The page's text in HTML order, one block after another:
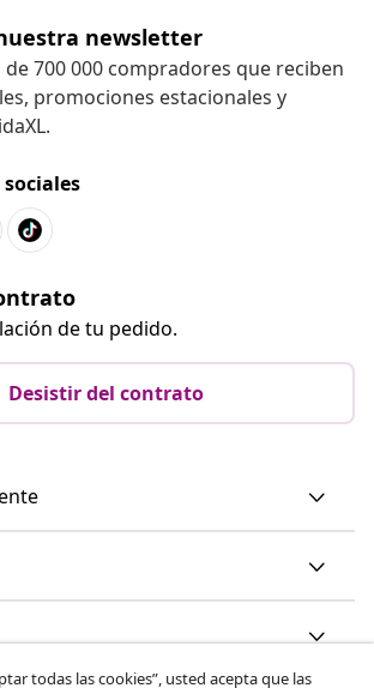
newsletter
de 700 000 compradores que reciben
promociones estacionales y
de tu pedido.
Desistir del contrato
todas las cookies”, usted acepta que las